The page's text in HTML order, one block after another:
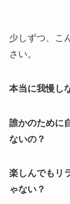
少しずつ、こ
さい。
本当に我慢し
誰かのために
ないの？
楽しんでもリ
ゃない？